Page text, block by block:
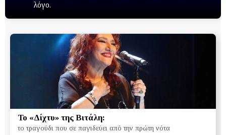
λόγο.
Το «Δίχτυ» της Βιτάλη:
το τραγούδι που σε παγιδεύει από την πρώτη νότα